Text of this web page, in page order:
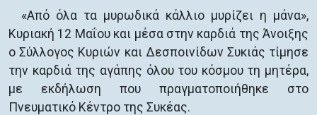
«Από όλα τα μυρωδικά κάλλιο μυρίζει η μάνα»,
Κυριακή 12 Μαΐου και μέσα στην καρδιά της Άνοιξης
ο Σύλλογος Κυριών και Δεσποινίδων Συκιάς τίμησε
την καρδιά της αγάπης όλου του κόσμου τη μητέρα,
με εκδήλωση που πραγματοποιήθηκε στο
Πνευματικό Κέντρο της Συκέας.